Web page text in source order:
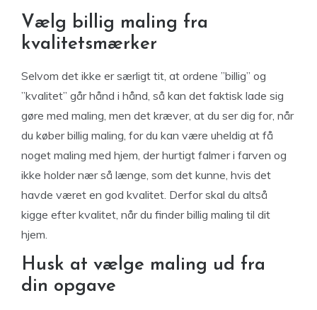
Vælg billig maling fra
kvalitetsmærker
Selvom det ikke er særligt tit, at ordene ”billig” og
”kvalitet” går hånd i hånd, så kan det faktisk lade sig
gøre med maling, men det kræver, at du ser dig for, når
du køber billig maling, for du kan være uheldig at få
noget maling med hjem, der hurtigt falmer i farven og
ikke holder nær så længe, som det kunne, hvis det
havde været en god kvalitet. Derfor skal du altså
kigge efter kvalitet, når du finder billig maling til dit
hjem.
Husk at vælge maling ud fra
din opgave